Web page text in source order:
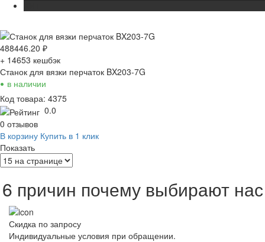
488446.20 ₽
+ 14653 кешбэк
Станок для вязки перчаток BX203-7G
• в наличии
Код товара: 4375
0.0
0 отзывов
В корзину Купить в 1 клик
Показать
6 причин почему выбирают нас
Скидка по запросу
Индивидуальные условия при обращении.